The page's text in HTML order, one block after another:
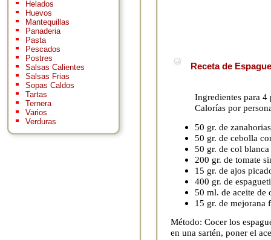
Helados
Huevos
Mantequillas
Panaderia
Pasta
Pescados
Postres
Salsas Calientes
Salsas Frias
Sopas Caldos
Tartas
Ternera
Varios
Verduras
Receta de
Ingredientes para 4
Calorías por
50 gr. de
50 gr. de cebolla
50 gr. de col
200 gr. de tomate
15 gr. de ajos
400 gr. de
50 ml. de aceite de
15 gr. de mejorana
Método: Cocer los
en una sartén, poner el